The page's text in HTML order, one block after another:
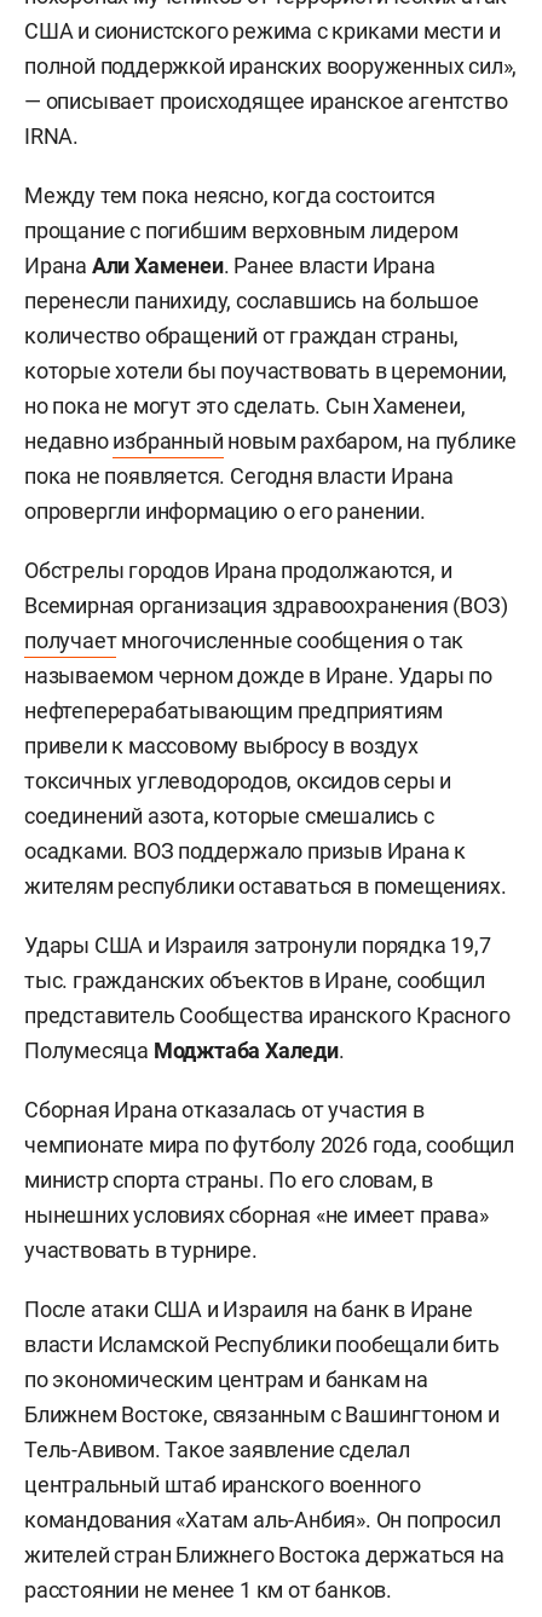
США и сионистского режима с криками мести и
полной поддержкой иранских вооруженных сил»,
— описывает происходящее иранское агентство
IRNA.
Между тем пока неясно, когда состоится
прощание с погибшим верховным лидером
Ирана Али Хаменеи. Ранее власти Ирана
перенесли панихиду, сославшись на большое
количество обращений от граждан страны,
которые хотели бы поучаствовать в церемонии,
но пока не могут это сделать. Сын Хаменеи,
недавноизбранный новым рахбаром, на публике
пока не появляется. Сегодня власти Ирана
опровергли информацию о его ранении.
Обстрелы городов Ирана продолжаются, и
Всемирная организация здравоохранения (ВОЗ)
получаетмногочисленные сообщения о так
называемом черном дожде в Иране. Удары по
нефтеперерабатывающим предприятиям
привели к массовому выбросу в воздух
токсичных углеводородов, оксидов серы и
соединений азота, которые смешались с
осадками. ВОЗ поддержало призыв Ирана к
жителям республики оставаться в помещениях.
Удары США и Израиля затронули порядка 19,7
тыс. гражданских объектов в Иране, сообщил
представитель Сообщества иранского Красного
Полумесяца Моджтаба Халеди.
Сборная Ирана отказалась от участия в
чемпионате мира по футболу 2026 года, сообщил
министр спорта страны. По его словам, в
нынешних условиях сборная «не имеет права»
участвовать в турнире.
После атаки США и Израиля на банк в Иране
власти Исламской Республики пообещали бить
по экономическим центрам и банкам на
Ближнем Востоке, связанным с Вашингтоном и
Тель-Авивом. Такое заявление сделал
центральный штаб иранского военного
командования «Хатам аль-Анбия». Он попросил
жителей стран Ближнего Востока держаться на
расстоянии не менее 1 км от банков.